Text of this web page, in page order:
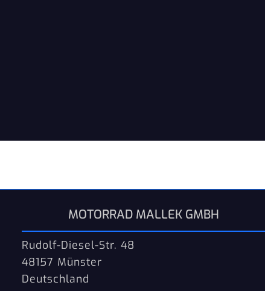
MOTORRAD MALLEK GMBH
Rudolf-Diesel-Str. 48
48157 Münster
Deutschland